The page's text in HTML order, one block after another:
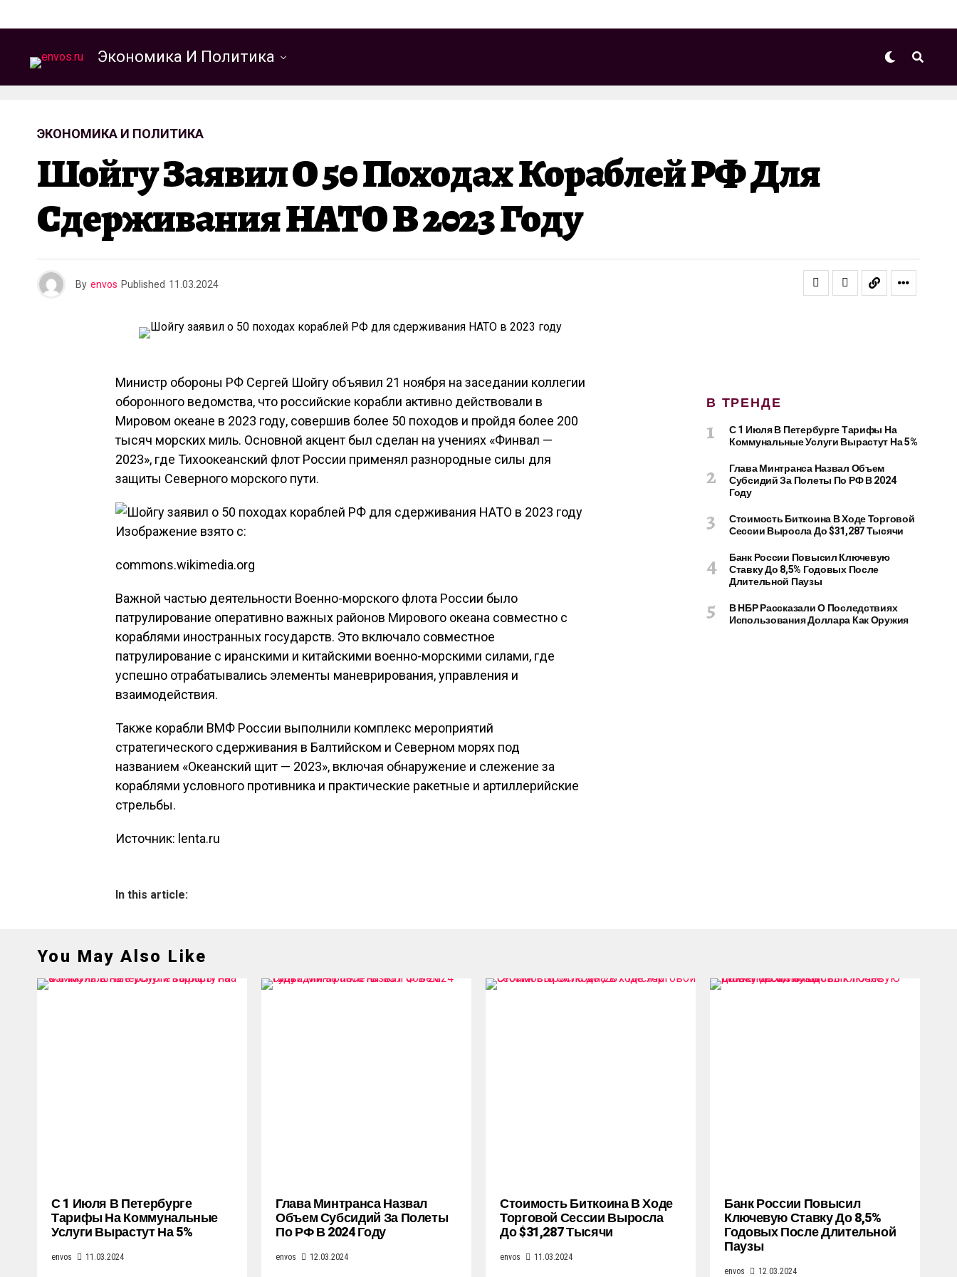
Экономика И Политика
ЭКОНОМИКА И ПОЛИТИКА
Шойгу Заявил О 50 Походах Кораблей РФ Для
Сдерживания НАТО В 2023 Году
By envos Published 11.03.2024
Министр обороны РФ Сергей Шойгу объявил 21 ноября на заседании коллегии
оборонного ведомства, что российские корабли активно действовали в
Мировом океане в 2023 году, совершив более 50 походов и пройдя более 200
тысяч морских миль. Основной акцент был сделан на учениях «Финвал —
2023», где Тихоокеанский флот России применял разнородные силы для
защиты Северного морского пути.
Изображение взято с:
commons.wikimedia.org
Важной частью деятельности Военно-морского флота России было
патрулирование оперативно важных районов Мирового океана совместно с
кораблями иностранных государств. Это включало совместное
патрулирование с иранскими и китайскими военно-морскими силами, где
успешно отрабатывались элементы маневрирования, управления и
взаимодействия.
Также корабли ВМФ России выполнили комплекс мероприятий
стратегического сдерживания в Балтийском и Северном морях под
названием «Океанский щит — 2023», включая обнаружение и слежение за
кораблями условного противника и практические ракетные и артиллерийские
стрельбы.
Источник: lenta.ru
In this article:
В ТРЕНДЕ
С 1 Июля В Петербурге Тарифы На
Коммунальные Услуги Вырастут На 5%
Глава Минтранса Назвал Объем
Субсидий За Полеты По РФ В 2024
Году
Стоимость Биткоина В Ходе Торговой
Сессии Выросла До $31,287 Тысячи
Банк России Повысил Ключевую
Ставку До 8,5% Годовых После
Длительной Паузы
В НБР Рассказали О Последствиях
Использования Доллара Как Оружия
You May Also Like
С 1 Июля В Петербурге
Тарифы На Коммунальные
Услуги Вырастут На 5%
envos 11.03.2024
Глава Минтранса Назвал
Объем Субсидий За Полеты
По РФ В 2024 Году
envos 12.03.2024
Стоимость Биткоина В Ходе
Торговой Сессии Выросла
До $31,287 Тысячи
envos 11.03.2024
Банк России Повысил
Ключевую Ставку До 8,5%
Годовых После Длительной
Паузы
envos 12.03.2024